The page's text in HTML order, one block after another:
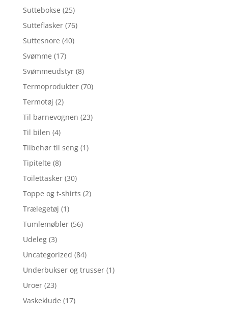
Suttebokse (25)
Sutteflasker (76)
Suttesnore (40)
Svømme (17)
Svømmeudstyr (8)
Termoprodukter (70)
Termotøj (2)
Til barnevognen (23)
Til bilen (4)
Tilbehør til seng (1)
Tipitelte (8)
Toilettasker (30)
Toppe og t-shirts (2)
Trælegetøj (1)
Tumlemøbler (56)
Udeleg (3)
Uncategorized (84)
Underbukser og trusser (1)
Uroer (23)
Vaskeklude (17)